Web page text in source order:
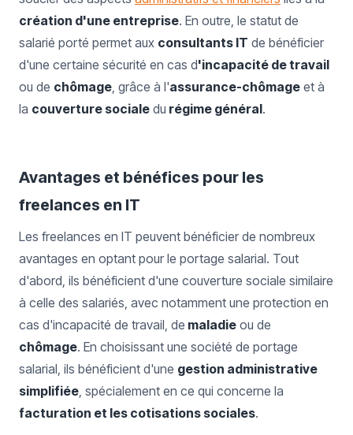
création d'une entreprise. En outre, le statut de
salarié porté permet aux consultants IT de bénéficier
d'une certaine sécurité en cas d'incapacité de travail
ou de chômage, grâce à l'assurance-chômage et à
la couverture sociale du régime général.
Avantages et bénéfices pour les
freelances en IT
Les freelances en IT peuvent bénéficier de nombreux
avantages en optant pour le portage salarial. Tout
d'abord, ils bénéficient d'une couverture sociale similaire
à celle des salariés, avec notamment une protection en
cas d'incapacité de travail, de maladie ou de
chômage. En choisissant une société de portage
salarial, ils bénéficient d'une gestion administrative
simplifiée, spécialement en ce qui concerne la
facturation et les cotisations sociales.